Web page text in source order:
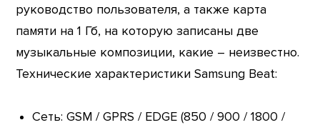
руководство пользователя, а также карта
памяти на 1 Гб, на которую записаны две
музыкальные композиции, какие – неизвестно.
Технические характеристики Samsung Beat:
Сеть: GSM / GPRS / EDGE (850 / 900 / 1800 /